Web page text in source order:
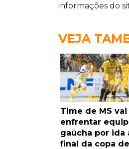
informações do
VEJA
Time de MS vai
enfrentar
gaúcha por ida
final da copa de